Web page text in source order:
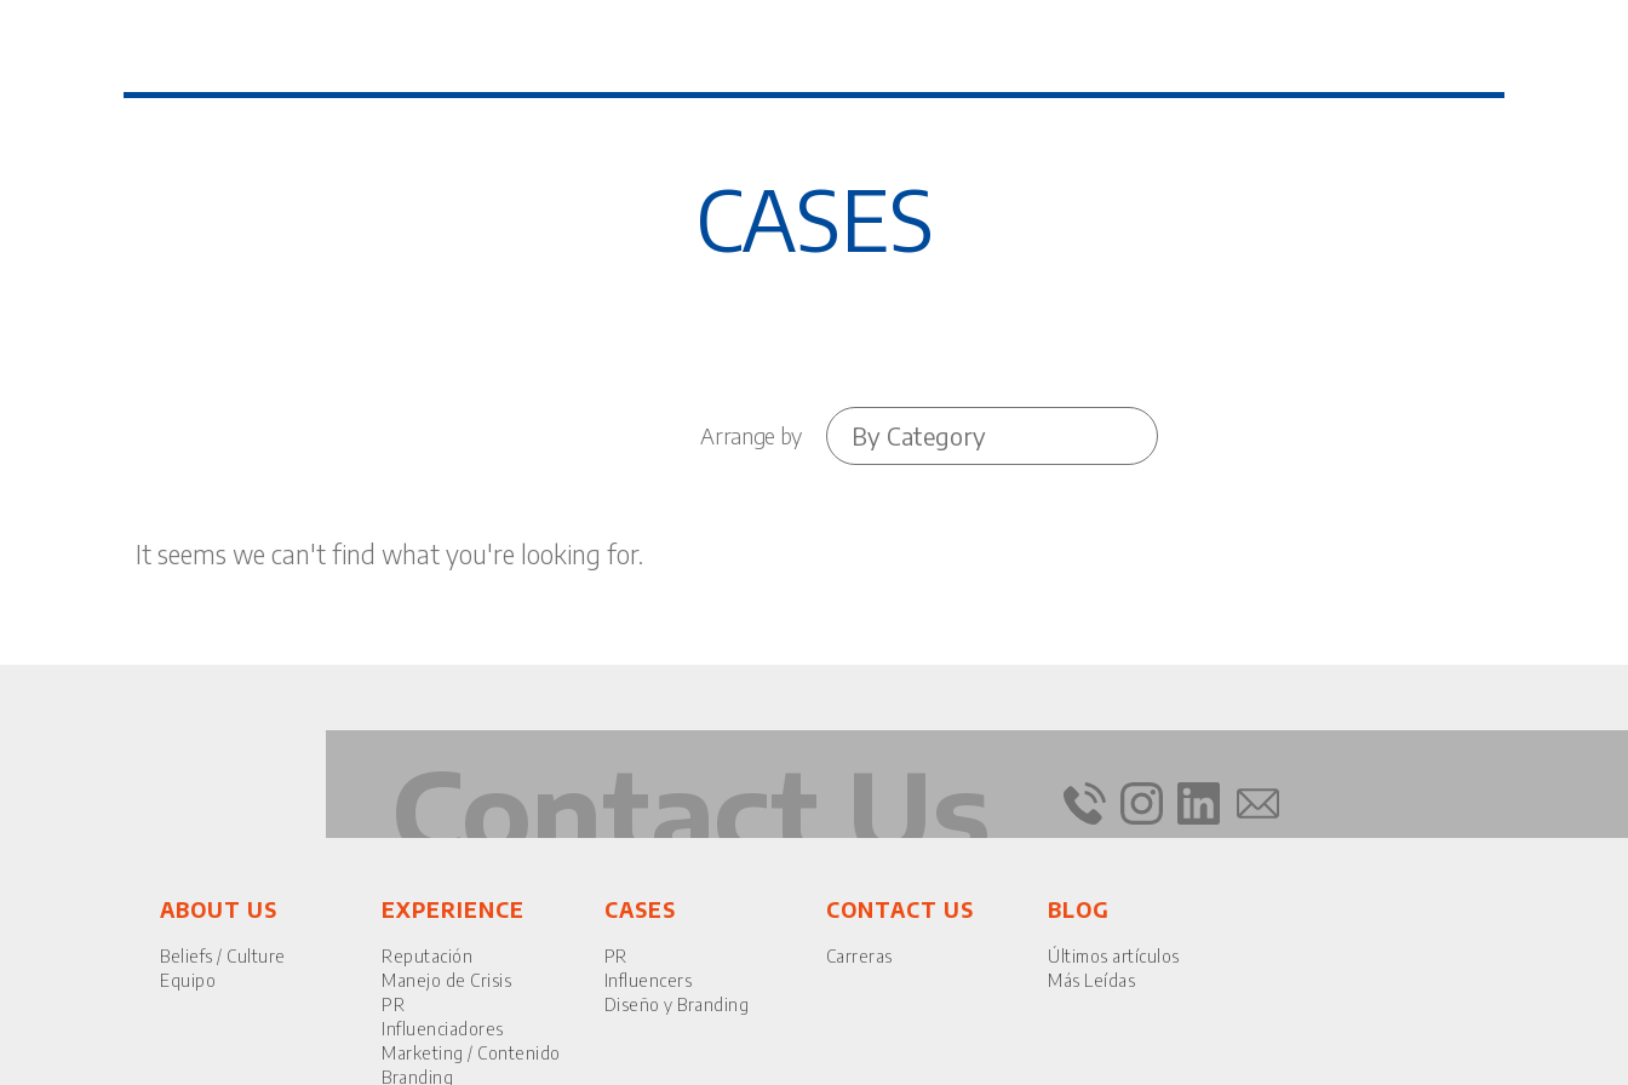
CASES
Arrange by By Category
It seems we can't find what you're looking for.
Contact Us
ABOUT US
Beliefs / Culture
Equipo
EXPERIENCE
Reputación
Manejo de Crisis
PR
Influenciadores
Marketing / Contenido
Branding
CASES
PR
Influencers
Diseño y Branding
CONTACT US
Carreras
BLOG
Últimos artículos
Más Leídas